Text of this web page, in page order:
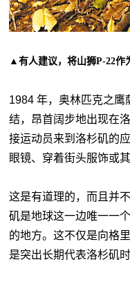
▲有人建议，将山狮P-22作
1984 年，奥林匹克之鹰
结，昂首阔步地出现在
接运动员来到洛杉矶的
眼镜、穿着街头服饰或
这是有道理的，而且并
矶是地球这一边唯一一
的地方。这不仅是向格
是突出长期代表洛杉矶